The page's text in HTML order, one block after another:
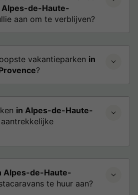
Alpes-de-Haute-
aan om te verblijven?
vakantieparken in
?
in Alpes-de-Haute-
Alpes-de-Haute-
te huur aan?